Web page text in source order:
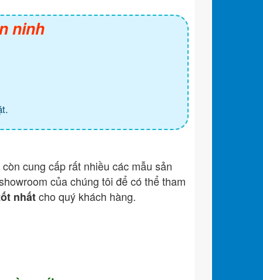
ninh
còn cung cấp rất nhiều các mẫu sản
của chúng tôi để có thể tham
nhấtcho quý khách hàng.